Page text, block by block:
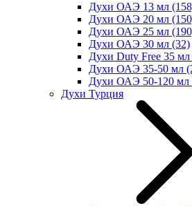
Духи ОАЭ 13 мл
Духи ОАЭ 20 мл
Духи ОАЭ 25 мл
Духи ОАЭ 30 мл (32)
Духи Duty Free 35 мл
Духи ОАЭ 35-50 мл
Духи ОАЭ 50-120 мл
Духи Турция